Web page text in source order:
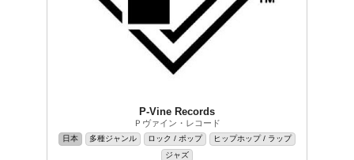
P-Vine Records
Ｐヴァイン・レコード
日本 多種ジャンル ロック / ポップ
ヒップホップ / ラップ
ジャズ